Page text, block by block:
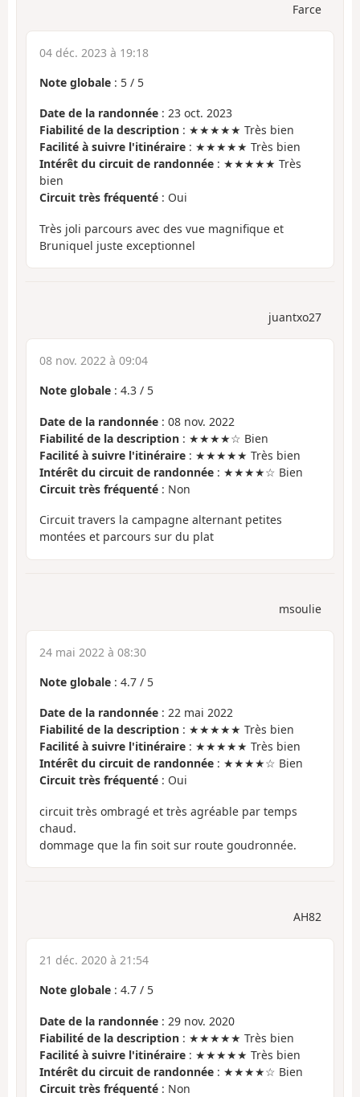
Farce
04 déc. 2023 à 19:18
Note globale : 5 / 5
Date de la randonnée : 23 oct. 2023
Fiabilité de la description : ★★★★★ Très bien
Facilité à suivre l'itinéraire : ★★★★★ Très bien
Intérêt du circuit de randonnée : ★★★★★ Très
bien
Circuit très fréquenté : Oui
Très joli parcours avec des vue magnifique et
Bruniquel juste exceptionnel
juantxo27
08 nov. 2022 à 09:04
Note globale : 4.3 / 5
Date de la randonnée : 08 nov. 2022
Fiabilité de la description : ★★★★☆ Bien
Facilité à suivre l'itinéraire : ★★★★★ Très bien
Intérêt du circuit de randonnée : ★★★★☆ Bien
Circuit très fréquenté : Non
Circuit travers la campagne alternant petites
montées et parcours sur du plat
msoulie
24 mai 2022 à 08:30
Note globale : 4.7 / 5
Date de la randonnée : 22 mai 2022
Fiabilité de la description : ★★★★★ Très bien
Facilité à suivre l'itinéraire : ★★★★★ Très bien
Intérêt du circuit de randonnée : ★★★★☆ Bien
Circuit très fréquenté : Oui
circuit très ombragé et très agréable par temps
chaud.
dommage que la fin soit sur route goudronnée.
AH82
21 déc. 2020 à 21:54
Note globale : 4.7 / 5
Date de la randonnée : 29 nov. 2020
Fiabilité de la description : ★★★★★ Très bien
Facilité à suivre l'itinéraire : ★★★★★ Très bien
Intérêt du circuit de randonnée : ★★★★☆ Bien
Circuit très fréquenté : Non